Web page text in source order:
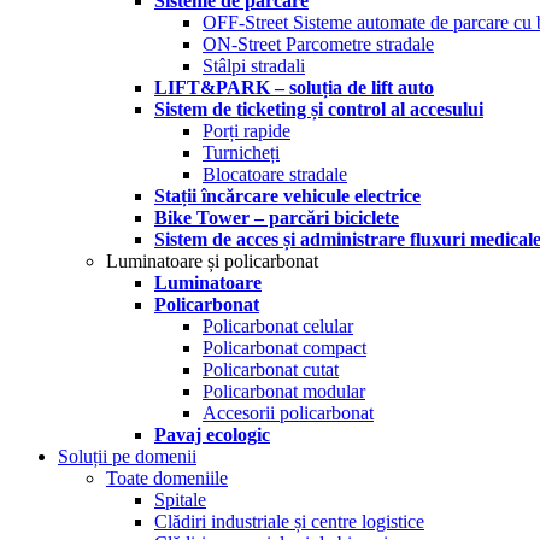
OFF-Street Sisteme automate de parcare cu
ON-Street Parcometre stradale
Stâlpi stradali
LIFT&PARK – soluția de lift auto
Sistem de ticketing și control al accesului
Porți rapide
Turnicheți
Blocatoare stradale
Stații încărcare vehicule electrice
Bike Tower – parcări biciclete
Sistem de acces și administrare fluxuri medicale
Luminatoare și policarbonat
Luminatoare
Policarbonat
Policarbonat celular
Policarbonat compact
Policarbonat cutat
Policarbonat modular
Accesorii policarbonat
Pavaj ecologic
Soluții pe domenii
Toate domeniile
Spitale
Clădiri industriale și centre logistice